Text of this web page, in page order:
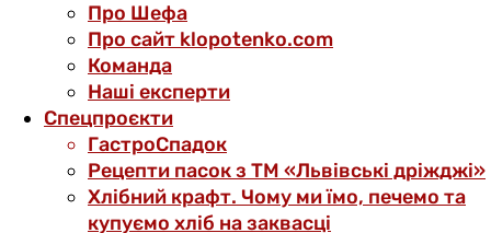
Про Шефа
Про сайт klopotenko.com
Команда
Наші експерти
Спецпроєкти
ГастроСпадок
Рецепти пасок з ТМ «Львівські дріжджі»
Хлібний крафт. Чому ми їмо, печемо та
купуємо хліб на заквасці